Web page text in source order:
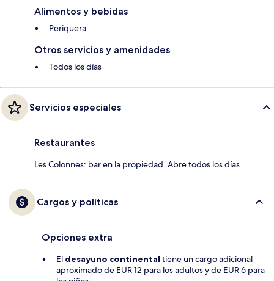
Alimentos y bebidas
Periquera
Otros servicios y amenidades
Todos los días
Servicios especiales
Restaurantes
Les Colonnes: bar en la propiedad. Abre todos los días.
Cargos y políticas
Opciones extra
El desayuno continental tiene un cargo adicional
aproximado de EUR 12 para los adultos y de EUR 6 para